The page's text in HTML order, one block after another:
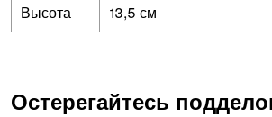
Высота
13,5 см
Остерегайтесь